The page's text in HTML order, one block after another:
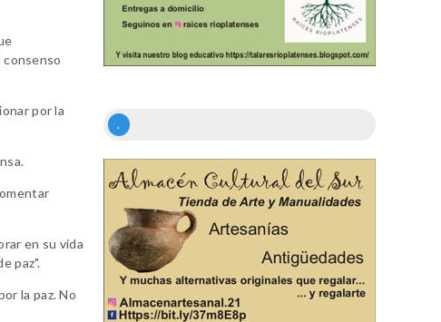
por la
en su vida
paz".
la paz. No
.